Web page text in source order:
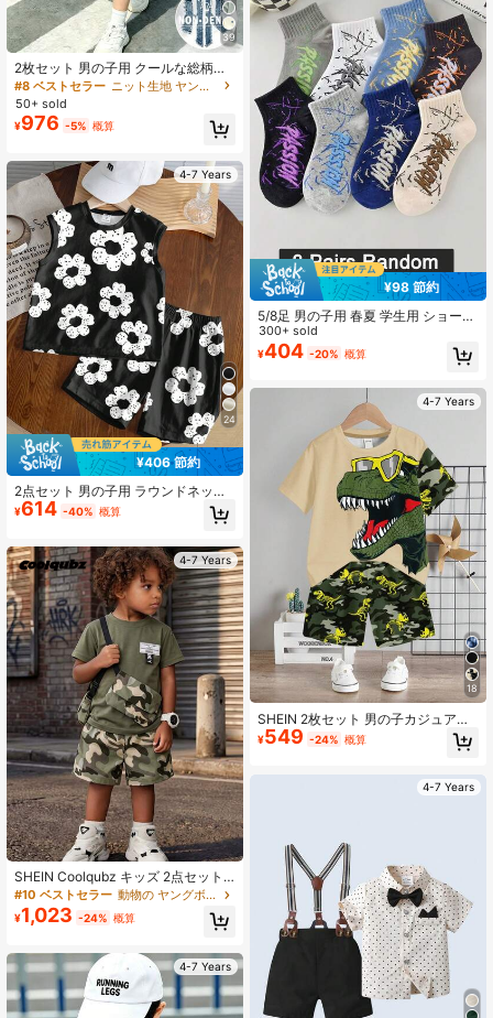
39
2枚セット 男の子用 クールな総柄デ
ザイン 英語スローガンプリント ファ
ッション クルーネック 半袖Tシャツ
＆スポーツショーツセット ホリデー
パーティー向け 春夏カジュアル 快適
夏の必需品 ファッションカジュアル
コーデ 春夏ストリートウェア お出か
けカジュアルウェア 新学期パーティ
ー向け アウトドアピクニックに最適
#8 ベストセラー
ニット生地 ヤングボーイズTシャツコーデ
50+ sold
¥976 -5% 概算
4-7 Years
24
¥406 節約
2点セット 男の子用 ラウンドネック
タンクトップ&ショーツ、フローラル
総柄 カジュアル ミニマリスト スト
ア、トレーニング、バスケットボー
ル、アウトドアスポーツ、カレッジ
スタイル、春夏秋に適しています
¥614 -40% 概算
4-7 Years
SHEIN Coolqubz キッズ 2点セット
ストリートファッション カモフラー
ジュ ボディーバッグ & グラフィック
tシャツ 夏用
#10 ベストセラー 動物の ヤングボーイズTシャツコーデ
¥1,023 -24% 概算
4-7 Years
¥98 節約
5/8足 男の子用 春夏 学生用 ショート
ソックス、多用途、スタイリッシ
ュ、吸湿性、吸汗性、防臭性 バスケ
ットボールスポーツソックス
300+ sold
¥404 -20% 概算
4-7 Years
18
SHEIN 2枚セット 男の子カジュアル
恐竜プリントクルーネック半袖Tシャ
ツ&ショーツセット、夏に適していま
¥549 -24% 概算
4-7 Years